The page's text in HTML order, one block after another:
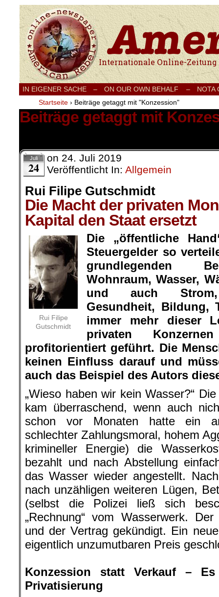
Internationale Onlinezeitung für Frieden,
IN EIGENER SACHE – ON OUR OWN BEHALF –
NOTA
Startseite › Beiträge getaggt mit "Konzession"
Beiträge getaggt mit
Juli
24
on 24. Juli 2019
Veröffentlicht In: Allgemein
Rui Filipe Gutschmidt
Die Macht der privaten
Kapital den Staat ersetzt
Rui Filipe
Gutschmidt
Die „öffentliche
Steuergelder so
grundlegenden
Wohnraum, Wasser,
und auch Strom,
Gesundheit, Bildung,
immer mehr dieser
privaten
profitorientiert geführt. Die
keinen Einfluss darauf und
auch das Beispiel des Autors
„Wieso haben wir kein Wasser?“
kam überraschend, wenn auch
schon vor Monaten hatte ein
schlechter Zahlungsmoral, hohem
krimineller Energie) die
bezahlt und nach Abstellung
das Wasser wieder angestellt.
nach unzähligen weiteren Lügen,
(selbst die Polizei ließ sich
„Rechnung“ vom Wasserwerk.
und der Vertrag gekündigt. Ein
eigentlich unzumutbaren Preis
Konzession statt Verkauf –
Privatisierung